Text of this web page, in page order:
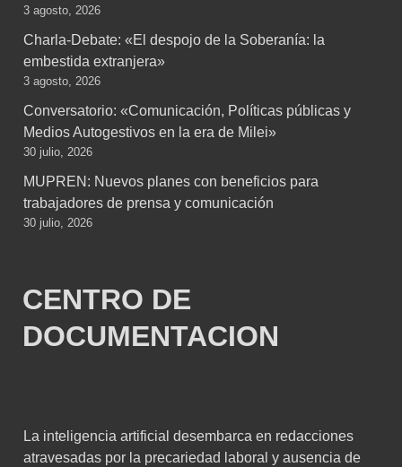
3 agosto, 2026
Charla-Debate: «El despojo de la Soberanía: la
embestida extranjera»
3 agosto, 2026
Conversatorio: «Comunicación, Políticas públicas y
Medios Autogestivos en la era de Milei»
30 julio, 2026
MUPREN: Nuevos planes con beneficios para
trabajadores de prensa y comunicación
30 julio, 2026
CENTRO DE
DOCUMENTACION
La inteligencia artificial desembarca en redacciones
atravesadas por la precariedad laboral y ausencia de